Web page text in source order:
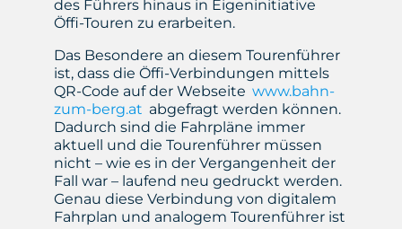
des Führers hinaus in Eigeninitiative
Öffi-Touren zu erarbeiten.
Das Besondere an diesem Tourenführer
ist, dass die Öffi-Verbindungen mittels
QR-Code auf der Webseite www.bahn-
zum-berg.at abgefragt werden können.
Dadurch sind die Fahrpläne immer
aktuell und die Tourenführer müssen
nicht – wie es in der Vergangenheit der
Fall war – laufend neu gedruckt werden.
Genau diese Verbindung von digitalem
Fahrplan und analogem Tourenführer ist